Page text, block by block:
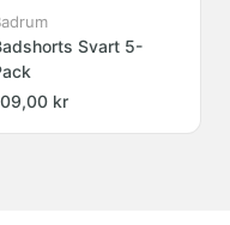
Svart 5-
kr